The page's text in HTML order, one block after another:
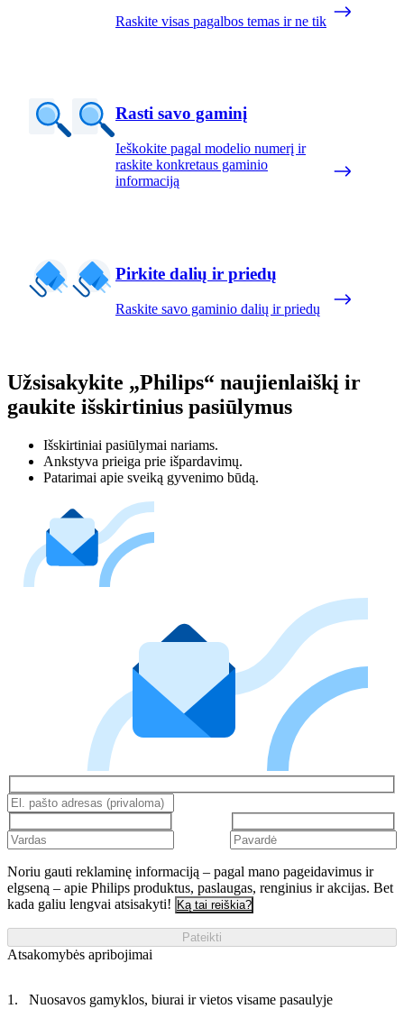
Raskite visas pagalbos temas ir ne tik
Rasti savo gaminį
Ieškokite pagal modelio numerį ir
raskite konkretaus gaminio
informaciją
Pirkite dalių ir priedų
Raskite savo gaminio dalių ir priedų
Užsisakykite „Philips“ naujienlaiškį ir
gaukite išskirtinius pasiūlymus
Išskirtiniai pasiūlymai nariams.
Ankstyva prieiga prie išpardavimų.
Patarimai apie sveiką gyvenimo būdą.
Noriu gauti reklaminę informaciją – pagal mano pageidavimus ir
elgseną – apie Philips produktus, paslaugas, renginius ir akcijas. Bet
kada galiu lengvai atsisakyti! Ką tai reiškia?
Pateikti
Atsakomybės apribojimai
Nuosavos gamyklos, biurai ir vietos visame pasaulyje